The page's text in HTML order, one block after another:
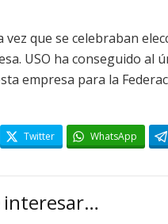
vez que se celebraban
USO ha conseguido al
empresa para la
Twitter WhatsApp
interesar…